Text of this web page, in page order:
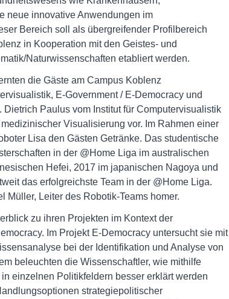
neue innovative Anwendungen im
Bereich soll als übergreifender Profilbereich
in Kooperation mit den Geistes- und
Naturwissenschaften etabliert werden.
die Gäste am Campus Koblenz
E-Government / E-Democracy und
Paulus vom Institut für Computervisualistik
Visualisierung vor. Im Rahmen einer
Lisa den Gästen Getränke. Das studentische
in der @Home Liga im australischen
Hefei, 2017 im japanischen Nagoya und
das erfolgreichste Team in der @Home Liga.
Leiter des Robotik-Teams homer.
zu ihren Projekten im Kontext der
Im Projekt E-Democracy untersucht sie mit
bei der Identifikation und Analyse von
beleuchten die Wissenschaftler, wie mithilfe
einzelnen Politikfeldern besser erklärt werden
strategiepolitischer